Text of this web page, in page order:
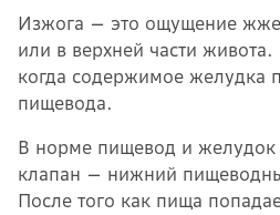
Изжога — это ощущение
или в верхней части живота.
когда содержимое желудка
пищевода.
В норме пищевод и
клапан — нижний
После того как пища